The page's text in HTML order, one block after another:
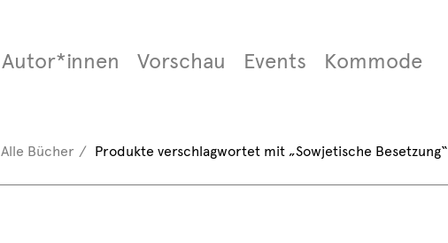
Autor*innen Vorschau Events Kommode
Alle Bücher Produkte verschlagwortet mit „Sowjetische Besetzung“